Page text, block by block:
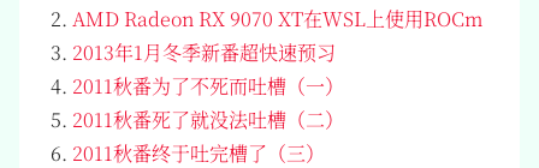
AMD Radeon RX 9070 XT在WSL上使用ROCm
2013年1月冬季新番超快速预习
2011秋番为了不死而吐槽（一）
2011秋番死了就没法吐槽（二）
2011秋番终于吐完槽了（三）